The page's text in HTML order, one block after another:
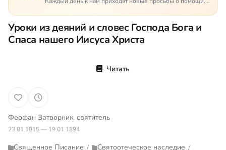
она нужна была вчера: в приеме лекарств образовался
недопустимый, опасный п…
Уроки из деяний и словес Господа Бога и
Спаса нашего Иисуса Христа
Читать
Феофан Затворник, святитель
23.01.1815 — 19.01.1894
Священное Писание / Святоотеческое наследие /